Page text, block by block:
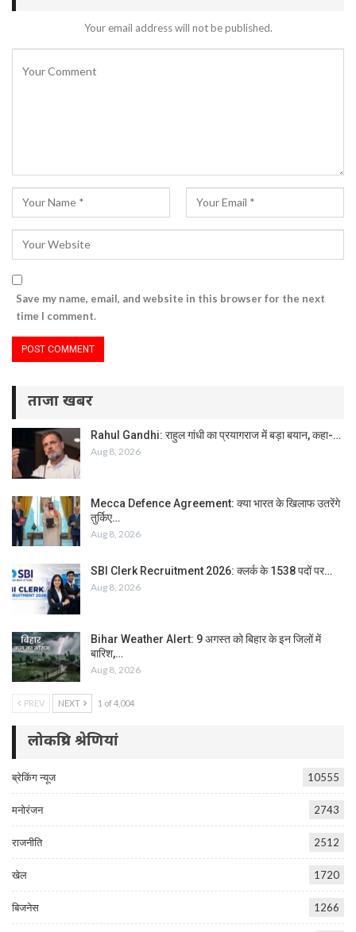
Your email address will not be published.
Save my name, email, and website in this browser for the next
time I comment.
ताजा खबर
Rahul Gandhi: राहुल गांधी का प्रयागराज में बड़ा बयान, कहा-…
Aug 8, 2026
Mecca Defence Agreement: क्या भारत के खिलाफ उतरेंगे
तुर्किए…
Aug 8, 2026
SBI Clerk Recruitment 2026: क्लर्क के 1538 पदों पर…
Aug 8, 2026
Bihar Weather Alert: 9 अगस्त को बिहार के इन जिलों में
बारिश,…
Aug 8, 2026
PREV NEXT 1 of 4,004
लोकप्रिय श्रेणियां
ब्रेकिंग न्यूज 10555
मनोरंजन 2743
राजनीति 2512
खेल 1720
बिजनेस 1266